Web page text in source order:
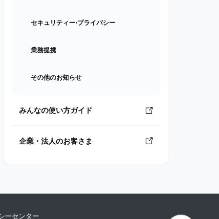
セキュリティー⋅プライバシー
業務提携
その他のお知らせ
みんなの使い方ガイド
企業・法人のお客さま
ーセンター